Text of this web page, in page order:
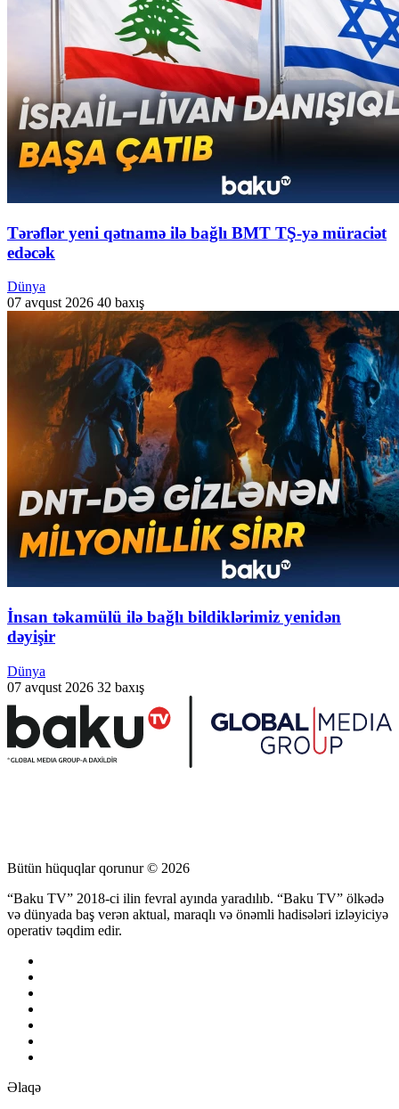
Tərəflər yeni qətnamə ilə bağlı BMT TŞ-yə müraciət
edəcək
Dünya
07 avqust 2026 40 baxış
İnsan təkamülü ilə bağlı bildiklərimiz yenidən
dəyişir
Dünya
07 avqust 2026 32 baxış
Bütün hüquqlar qorunur © 2026
“Baku TV” 2018-ci ilin fevral ayında yaradılıb. “Baku TV” ölkədə
və dünyada baş verən aktual, maraqlı və önəmli hadisələri izləyiciyə
operativ təqdim edir.
Əlaqə